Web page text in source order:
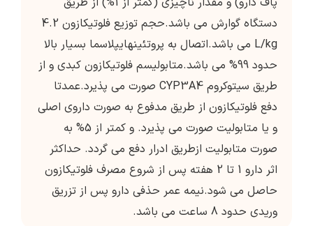
دستگاه گوارش می باشد.حجم توزیع فلوتیکازون 4.2
L/kg می باشد.اتصال به پروتئینهایپلاسما بسیار بالا
حدود 99% می باشد.متابولیسم فلوتیکازون کبدی و از
طریق سیتوکروم CYP3A4 صورت می پذیرد.عمدتا
دفع فلوتیکازون از طریق مدفوع به صورت داروی اصلی
و یا متابولیت صورت می پذیرد. و کمتر از 5% به
صورت متابولیت ازطریق ادرار دفع می گردد. حداکثر
اثر دارو 1 تا 2 هفته پس از شروع مصرف فلوتیکازون
حاصل می شود.نیمه عمر حذفی دارو پس از تزریق
وریدی حدود 8 ساعت می باشد.